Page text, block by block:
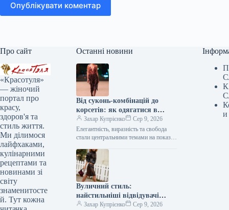
Опублікувати коментар
Про сайт
«Красотуля»
— жіночий
портал про
красу,
здоров'я та
стиль життя.
Ми ділимося
лайфхаками,
кулінарними
рецептами та
новинами зі
світу
знаменитосте
й. Тут кожна
Останні новини
Від суконь-комбінацій до
корсетів: як одягатися в
білизняному стилі восени 2026
року, як це демонстрували на
подіумах
Захар Купрієнко
Сер 9, 2026
Елегантність, виразність та свобода
стали центральними темами на показах
через зухвало відвертий одяг
білизняного стилю. Йдеться не…
Вуличний стиль:
найстильніші відвідувачі
Копенгагенського тижня моди
Захар Купрієнко Сер 9, 2026
и